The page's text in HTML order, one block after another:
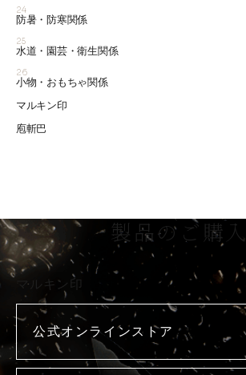
24
防暑・防寒関係
25
水道・園芸・衛生関係
26
小物・おもちゃ関係
マルキン印
庖斬巴
製品のご購入
マルキン印
公式オンラインストア